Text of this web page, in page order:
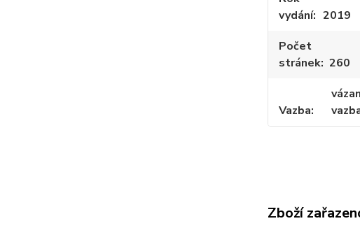
vydání
2019
Počet
stránek 260
Vazba
Zboží